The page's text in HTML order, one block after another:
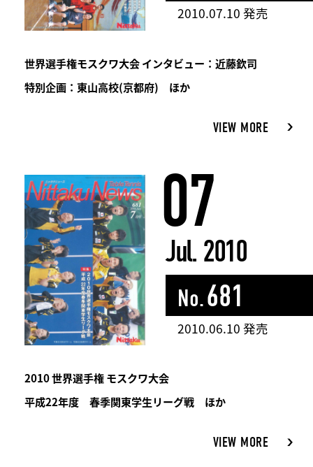
2010.07.10 発売
世界選手権モスクワ大会 インタビュー：近藤欽司
特別企画：東山高校(京都府) ほか
VIEW MORE
07
Jul. 2010
No.681
2010.06.10 発売
2010 世界選手権 モスクワ大会
平成22年度 春季関東学生リーグ戦 ほか
VIEW MORE